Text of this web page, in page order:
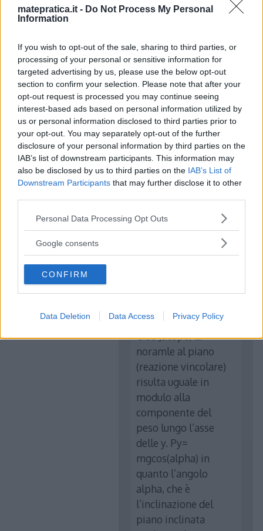
matepratica.it - Do Not Process My Personal
Information
If you wish to opt-out of the sale, sharing to third parties, or
processing of your personal or sensitive information for
targeted advertising by us, please use the below opt-out
section to confirm your selection. Please note that after your
opt-out request is processed you may continue seeing
interest-based ads based on personal information utilized by
us or personal information disclosed to third parties prior to
your opt-out. You may separately opt-out of the further
disclosure of your personal information by third parties on the
IAB’s list of downstream participants. This information may
also be disclosed by us to third parties on the IAB’s List of
Downstream Participants that may further disclose it to other
Please note that this website/app uses one or more Google
not limited to your visit or usage behaviour. You may click to
use your data for below specified purposes in below Google
consent section.
Personal Data Processing Opt Outs
Google consents
CONFIRM
Data Deletion Data Access Privacy Policy
no, è corretta
Jacopoha detto:
30 Giugno 2016 alle 18:05
La forza di attrito dinamico non
dovrebbe essere umgsin(alfa)..
secondo la normale al piano inclinato
Rn=mgsin(alfa) e Fa= u Rn
Rispondi
Ciao Jacopo, la
noramle al piano
(reazione vincolare)
risulta uguale in
modulo alla
componente del
peso lungo l’asse
delle y. Py=
mgcos(alpha) in
quanto l’angolo
alpha, che è
l’inclinazione del
piano inclinata